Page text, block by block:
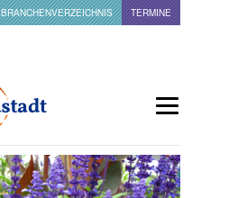
BRANCHENVERZEICHNIS TERMINE